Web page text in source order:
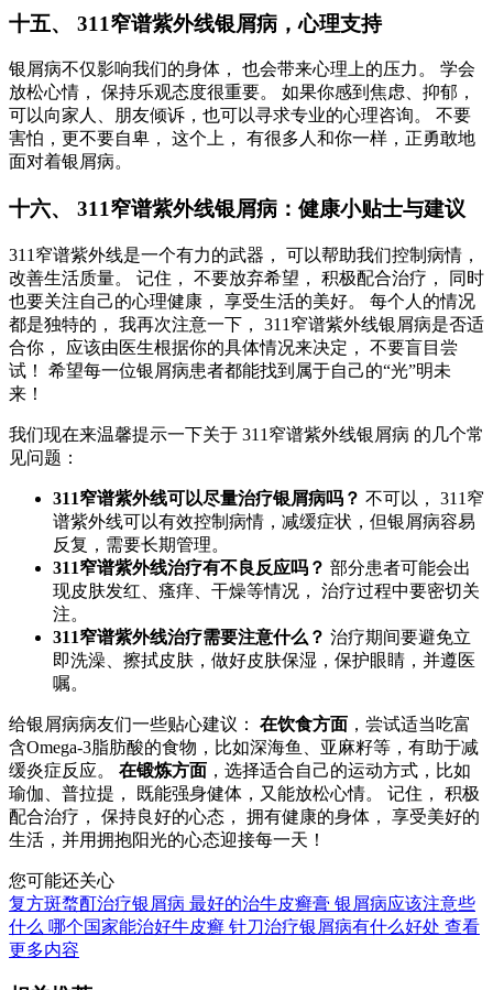
十五、 311窄谱紫外线银屑病，心理支持
银屑病不仅影响我们的身体， 也会带来心理上的压力。 学会
放松心情， 保持乐观态度很重要。 如果你感到焦虑、抑郁，
可以向家人、朋友倾诉，也可以寻求专业的心理咨询。 不要
害怕，更不要自卑， 这个上， 有很多人和你一样，正勇敢地
面对着银屑病。
十六、 311窄谱紫外线银屑病：健康小贴士与建议
311窄谱紫外线是一个有力的武器， 可以帮助我们控制病情，
改善生活质量。 记住， 不要放弃希望， 积极配合治疗， 同时
也要关注自己的心理健康， 享受生活的美好。 每个人的情况
都是独特的， 我再次注意一下， 311窄谱紫外线银屑病是否适
合你， 应该由医生根据你的具体情况来决定， 不要盲目尝
试！ 希望每一位银屑病患者都能找到属于自己的“光”明未
来！
我们现在来温馨提示一下关于 311窄谱紫外线银屑病 的几个常
见问题：
311窄谱紫外线可以尽量治疗银屑病吗？ 不可以， 311窄
谱紫外线可以有效控制病情，减缓症状，但银屑病容易
反复，需要长期管理。
311窄谱紫外线治疗有不良反应吗？ 部分患者可能会出
现皮肤发红、瘙痒、干燥等情况， 治疗过程中要密切关
注。
311窄谱紫外线治疗需要注意什么？ 治疗期间要避免立
即洗澡、擦拭皮肤，做好皮肤保湿，保护眼睛，并遵医
嘱。
给银屑病病友们一些贴心建议： 在饮食方面 ，尝试适当吃富
含Omega-3脂肪酸的食物，比如深海鱼、亚麻籽等，有助于减
缓炎症反应。 在锻炼方面 ，选择适合自己的运动方式，比如
瑜伽、普拉提， 既能强身健体，又能放松心情。 记住， 积极
配合治疗， 保持良好的心态， 拥有健康的身体， 享受美好的
生活，并用拥抱阳光的心态迎接每一天！
您可能还关心
复方斑蝥酊治疗银屑病 最好的治牛皮癣膏 银屑病应该注意些
什么 哪个国家能治好牛皮癣 针刀治疗银屑病有什么好处 查看
更多内容